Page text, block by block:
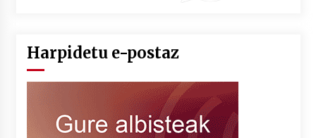
Harpidetu e-postaz